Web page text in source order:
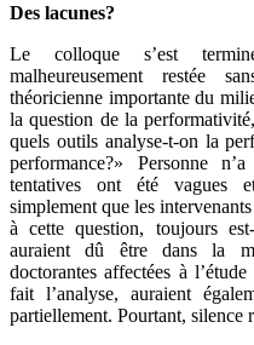
Des lacunes?
Le colloque s’est
malheureusement restée
théoricienne importante du
la question de la
quels outils analyse-t-on la
performance?» Personne
tentatives ont été vagues
simplement que les
à cette question, toujours
auraient dû être dans la
doctorantes affectées à
fait l’analyse, auraient
partiellement. Pourtant, silence